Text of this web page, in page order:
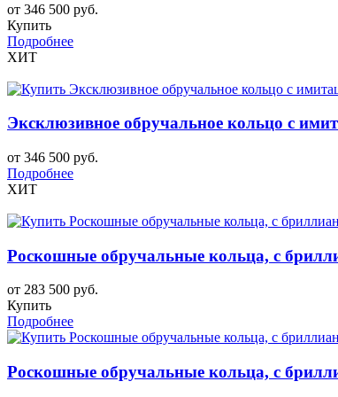
от 346 500 руб.
Купить
Подробнее
ХИТ
Эксклюзивное обручальное кольцо с
от 346 500 руб.
Подробнее
ХИТ
Роскошные обручальные кольца, с
от 283 500 руб.
Купить
Подробнее
Роскошные обручальные кольца, с